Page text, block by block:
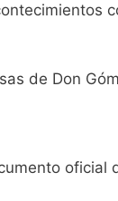
de Don